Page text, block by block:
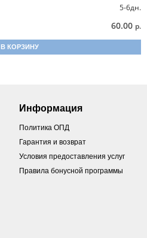
5-6дн.
60.00 р.
В КОРЗИНУ
Информация
Политика ОПД
Гарантия и возврат
Условия предоставления услуг
Правила бонусной программы